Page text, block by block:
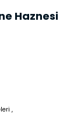
Haznesi
,